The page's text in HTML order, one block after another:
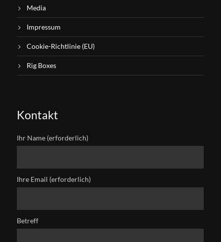
Media
Impressum
Cookie-Richtlinie (EU)
Rig Boxes
Kontakt
Ihr Name (erforderlich)
Ihre Email (erforderlich)
Betreff